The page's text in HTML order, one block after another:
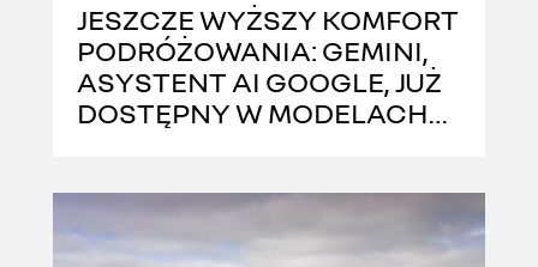
JESZCZE WYŻSZY KOMFORT
PODRÓŻOWANIA: GEMINI,
ASYSTENT AI GOOGLE, JUŻ
DOSTĘPNY W MODELACH